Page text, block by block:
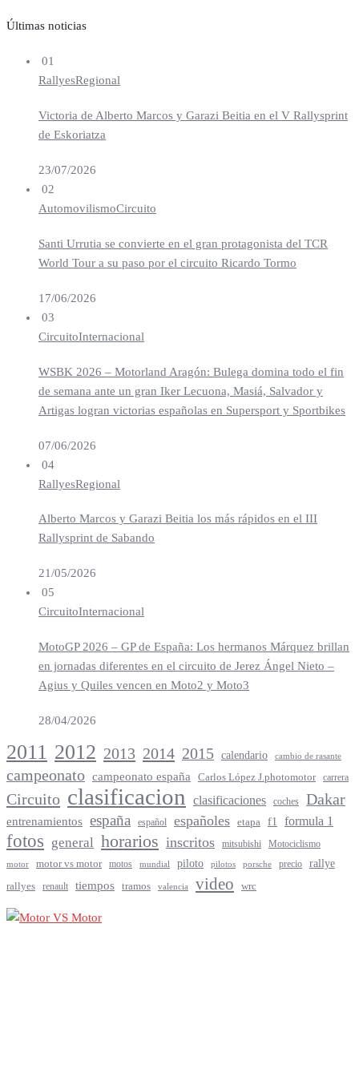
Últimas noticias
01
RallyesRegional
Victoria de Alberto Marcos y Garazi Beitia en el V Rallysprint
de Eskoriatza
23/07/2026
02
AutomovilismoCircuito
Santi Urrutia se convierte en el gran protagonista del TCR
World Tour a su paso por el circuito Ricardo Tormo
17/06/2026
03
CircuitoInternacional
WSBK 2026 – Motorland Aragón: Bulega domina todo el fin
de semana ante un gran Iker Lecuona, Masiá, Salvador y
Artigas logran victorias españolas en Supersport y Sportbikes
07/06/2026
04
RallyesRegional
Alberto Marcos y Garazi Beitia los más rápidos en el III
Rallysprint de Sabando
21/05/2026
05
CircuitoInternacional
MotoGP 2026 – GP de España: Los hermanos Márquez brillan
en jornadas diferentes en el circuito de Jerez Ángel Nieto –
Agius y Quiles vencen en Moto2 y Moto3
28/04/2026
2011 2012 2013 2014 2015 calendario cambio de rasante
campeonato campeonato españa Carlos López J.photomotor carrera
Circuito clasificacion clasificaciones coches Dakar
entrenamientos españa español españoles etapa f1 formula 1
fotos general horarios inscritos mitsubishi Motociclismo
motor motor vs motor motos mundial piloto pilotos porsche precio rallye
rallyes renault tiempos tramos valencia video wrc